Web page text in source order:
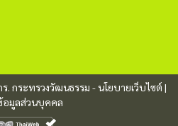
) การบรรเลงและขับร้องวงปี่
นแฟนเพลง โดย นายปกรณ์ พร
บร้องดนตรีสากล และการแสดง
รหมาศ บรรเลงโดยวงออร์เคสตรา
รแสดงถูกจองเต็มทุกที่นั่งแล้ว
. กระทรวงวัฒนธรรม -นโยบายเว็บไซต์ |
อมูลส่วนบุคคล